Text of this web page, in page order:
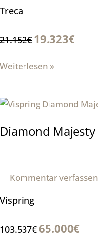
Treca
21.152€ 19.323€
Weiterlesen »
Diamond Majesty
Kommentar verfassen
Vispring
103.537€65.000€
Diamond